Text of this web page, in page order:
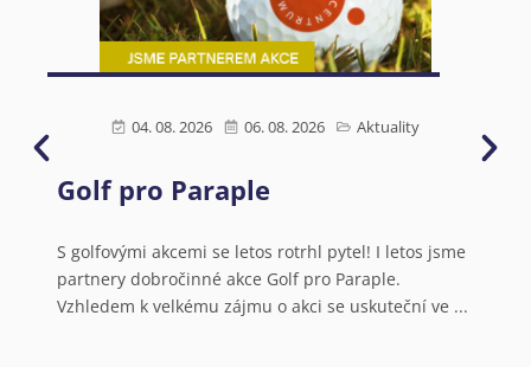
04. 08. 2026 06. 08. 2026 Aktuality
Golf pro Paraple
S golfovými akcemi se letos rotrhl pytel! I letos jsme
partnery dobročinné akce Golf pro Paraple.
Vzhledem k velkému zájmu o akci se uskuteční ve ...